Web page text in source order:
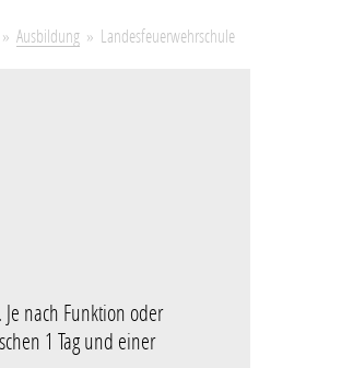
Ausbildung Landesfeuerwehrschule
nach Funktion oder
1 Tag und einer